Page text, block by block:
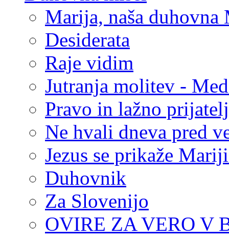
Marija, naša duhovna
Desiderata
Raje vidim
Jutranja molitev -
Pravo in lažno
Ne hvali dneva pred
Jezus se prikaže
Duhovnik
Za Slovenijo
OVIRE ZA VERO V